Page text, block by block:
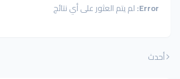
Error: لم يتم العثور على أي نتائج
أحدث